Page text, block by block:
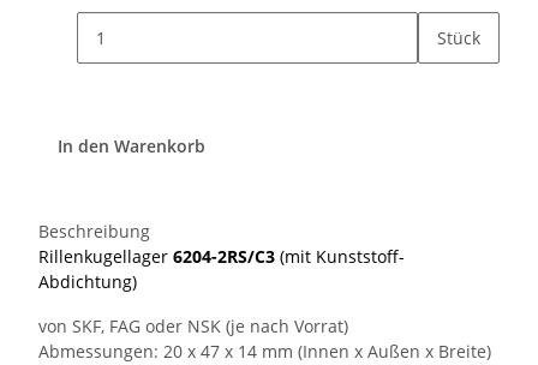
Stück
In den Warenkorb
Beschreibung
Rillenkugellager 6204-2RS/C3 (mit Kunststoff-
Abdichtung)
von SKF, FAG oder NSK (je nach Vorrat)
Abmessungen: 20 x 47 x 14 mm (Innen x Außen x Breite)